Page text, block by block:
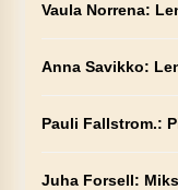
Vaula Norrena:
Anna Savikko:
Pauli Fallstrom.:
Juha Forsell: